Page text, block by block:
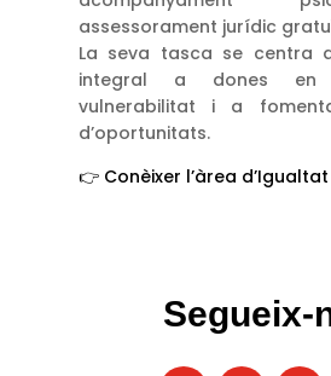
assessorament jurídic
La seva tasca se centra
integral a dones en
vulnerabilitat i a
d’oportunitats.
👉 Conèixer l’àrea d’Igualtat
Segueix-